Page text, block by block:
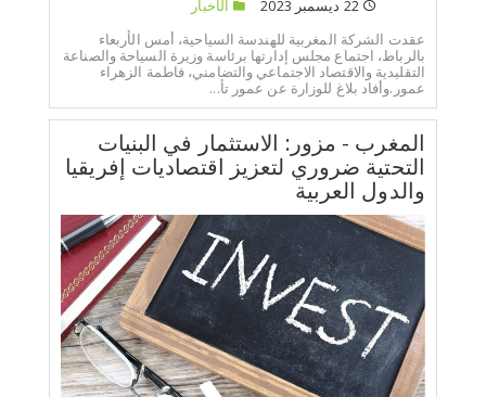
22 ديسمبر 2023
الأخبار
عقدت الشركة المغربية للهندسة السياحية، أمس الأربعاء
بالرباط، اجتماع مجلس إدارتها برئاسة وزيرة السياحة والصناعة
التقليدية والاقتصاد الاجتماعي والتضامني، فاطمة الزهراء
عمور.وأفاد بلاغ للوزارة عن عمور تأ...
المغرب - مزور: الاستثمار في البنيات
التحتية ضروري لتعزيز اقتصاديات إفريقيا
والدول العربية